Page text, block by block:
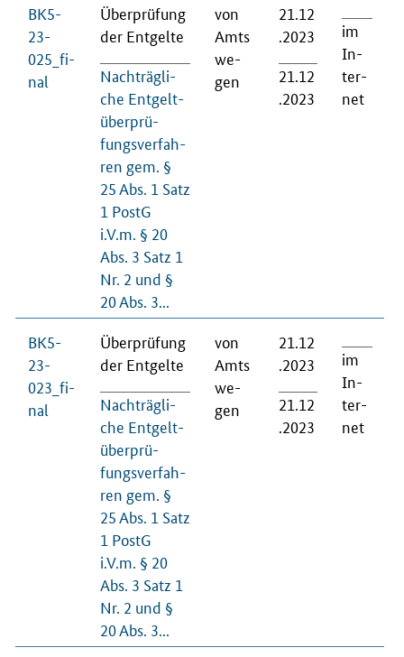
BK5-
23-
025_fi­
nal
Über­prü­fung
der Ent­gel­te
Nach­träg­li­
che Ent­gelt­
über­prü­
fungs­ver­fah­
ren gem. §
25 Abs. 1 Satz
1 PostG
i.V.m. § 20
Abs. 3 Satz 1
Nr. 2 und §
20 Abs. 3...
von
Amts
we­
gen
21.12
.2023
21.12
.2023
im
In­
ter­
net
BK5-
23-
023_fi­
nal
Über­prü­fung
der Ent­gel­te
Nach­träg­li­
che Ent­gelt­
über­prü­
fungs­ver­fah­
ren gem. §
25 Abs. 1 Satz
1 PostG
i.V.m. § 20
Abs. 3 Satz 1
Nr. 2 und §
20 Abs. 3...
von
Amts
we­
gen
21.12
.2023
21.12
.2023
im
In­
ter­
net